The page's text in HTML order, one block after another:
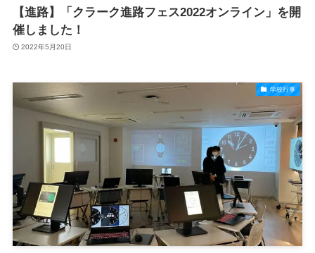
【進路】「クラーク進路フェス2022オンライン」を開
催しました！
2022年5月20日
学校行事